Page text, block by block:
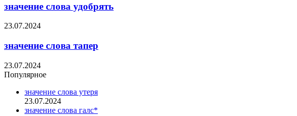
значение слова удобрять
23.07.2024
значение слова тапер
23.07.2024
Популярное
значение слова утеря
23.07.2024
значение слова галс*